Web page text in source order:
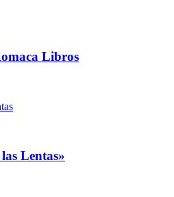
Libros
Lentas»